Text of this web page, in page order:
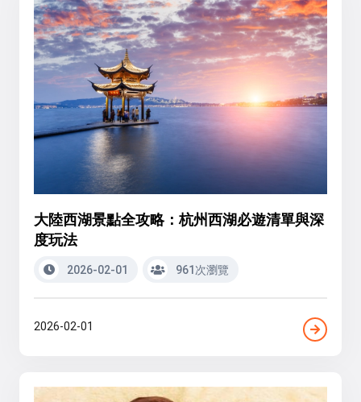
大陸西湖景點全攻略：杭州西湖必遊清單與深
度玩法
2026-02-01 961次瀏覽
2026-02-01